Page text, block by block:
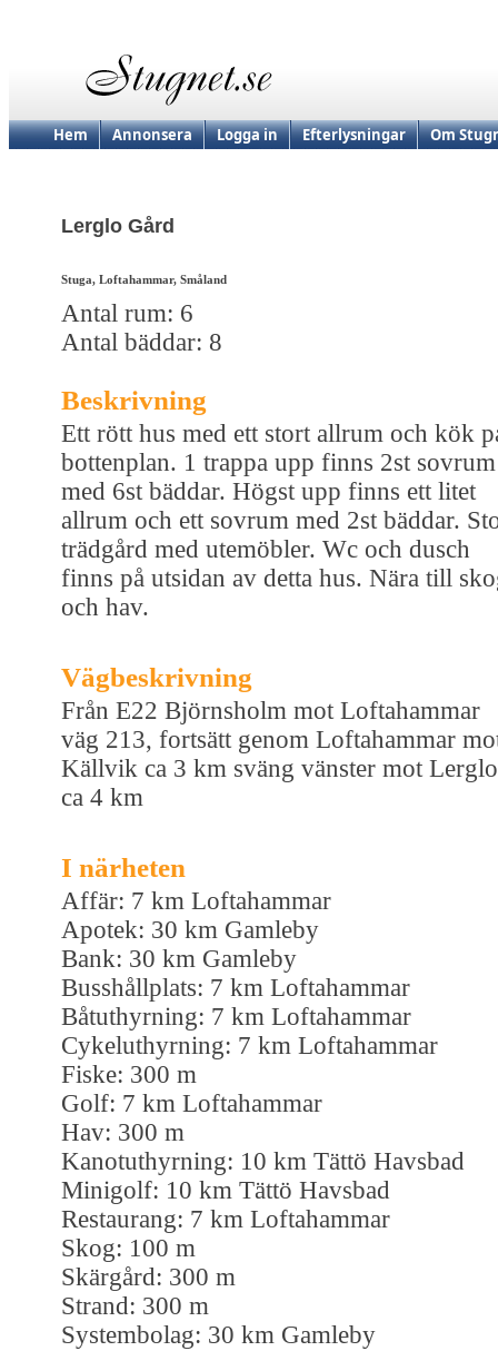
Hem Annonsera Logga in Efterlysningar Om
Lerglo Gård
Stuga, Loftahammar, Småland
Antal rum: 6
Antal bäddar: 8
Beskrivning
Ett rött hus med ett stort allrum och kök
bottenplan. 1 trappa upp finns 2st sovrum
med 6st bäddar. Högst upp finns ett litet
allrum och ett sovrum med 2st bäddar.
trädgård med utemöbler. Wc och dusch
finns på utsidan av detta hus. Nära till
och hav.
Vägbeskrivning
Från E22 Björnsholm mot Loftahammar
väg 213, fortsätt genom Loftahammar
Källvik ca 3 km sväng vänster mot Lerglo
ca 4 km
I närheten
Affär: 7 km Loftahammar
Apotek: 30 km Gamleby
Bank: 30 km Gamleby
Busshållplats: 7 km Loftahammar
Båtuthyrning: 7 km Loftahammar
Cykeluthyrning: 7 km Loftahammar
Fiske: 300 m
Golf: 7 km Loftahammar
Hav: 300 m
Kanotuthyrning: 10 km Tättö Havsbad
Minigolf: 10 km Tättö Havsbad
Restaurang: 7 km Loftahammar
Skog: 100 m
Skärgård: 300 m
Strand: 300 m
Systembolag: 30 km Gamleby